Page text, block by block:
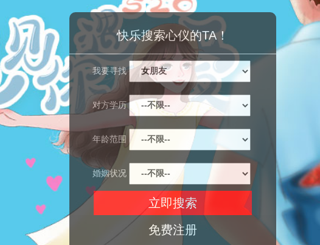
快乐搜索心仪的TA！
我要寻找
对方学历
年龄范围
婚姻状况
免费注册